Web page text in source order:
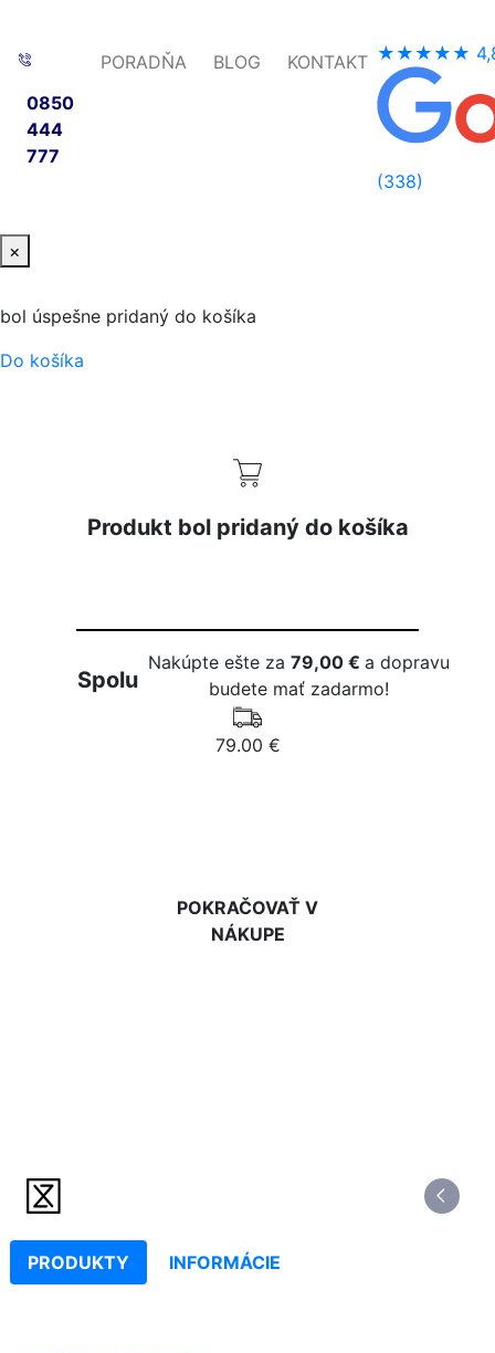
0850
444
777
PORADŇA BLOG KONTAKT ★★★★★
(338)
×
bol úspešne pridaný do košíka
Do košíka
Produkt bol pridaný do košíka
Spolu
Nakúpte ešte za79,00 €a dopravu
budete mať zadarmo!
79.00 €
POKRAČOVAŤ V
NÁKUPE
PRODUKTY INFORMÁCIE